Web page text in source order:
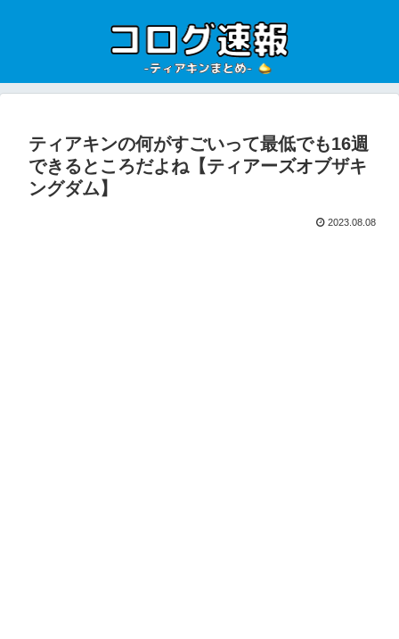
ティアキンの何がすごいって最低でも16週
できるところだよね【ティアーズオブザキ
ングダム】
2023.08.08